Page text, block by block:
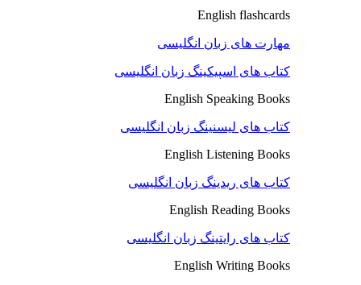
English flashcards
مهارت های زبان انگلیسی
کتاب های اسپیکینگ زبان انگلیسی
English Speaking Books
کتاب های لیسنینگ زبان انگلیسی
English Listening Books
کتاب های ریدینگ زبان انگلیسی
English Reading Books
کتاب های رایتینگ زبان انگلیسی
English Writing Books